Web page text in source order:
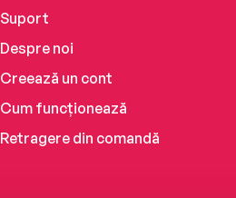
Suport
Despre noi
Creează un cont
Cum funcționează
Retragere din comandă